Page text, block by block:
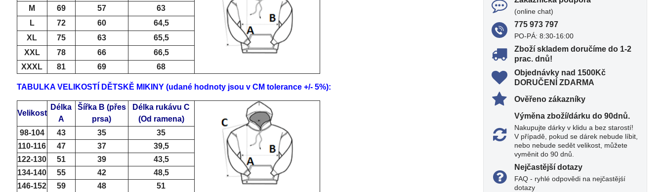
M
69 57
63
L
72 60
64,5
XL
75 63
65,5
XXL
78 66
66,5
XXXL
81 69 68
TABULKA VELIKOSTÍ DĚTSKĚ MIKINY (udané hodnoty jsou v CM tolerance +/- 5%):
Velikost
Délka
A
Šířka B (přes
prsa)
Délka rukávu C
(Od ramena)
98-104
43 35
35
110-116
47 37
39,5
122-130
51 39
43,5
134-140
55 42
48,5
146-152
59 48 51
(online chat)
775 973 797
PO-PÁ: 8:30-16:00
Zboží skladem doručíme do 1-2
prac​. dnů!
Objednávky nad 1500Kč
DORUČENÍ ZDARMA
Ověřeno zákazníky
Výměna zboží/dárku do 90dnů​.
Nakupujte dárky v klidu a bez starostí!
V případě, pokud se dárek nebude líbit,
nebo nebude sedět velikost, můžete
vyměnit do 90 dnů.
Nejčastější dotazy
FAQ - ryhlé odpovědi na nejčastějśí
dotazy